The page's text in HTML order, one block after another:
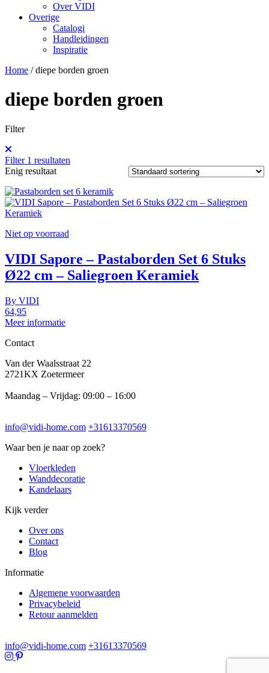
Over VIDI
Overige
Catalogi
Handleidingen
Inspiratie
Home /diepe borden groen
diepe borden groen
Filter
Filter 1 resultaten
Enig resultaat
Niet op voorraad
VIDI Sapore – Pastaborden Set 6 Stuks
Ø22 cm – Saliegroen Keramiek
By VIDI
64,95
Meer informatie
Contact
Van der Waalsstraat 22
2721KX Zoetermeer
Maandag – Vrijdag: 09:00 – 16:00
info@vidi-home.com +31613370569
Waar ben je naar op zoek?
Vloerkleden
Wanddecoratie
Kandelaars
Kijk verder
Over ons
Contact
Blog
Informatie
Algemene voorwaarden
Privacybeleid
Retour aanmelden
info@vidi-home.com +31613370569